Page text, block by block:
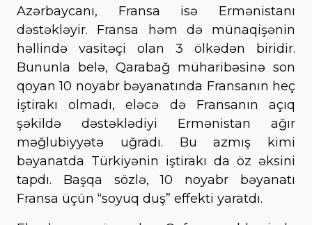
Azərbaycanı, Fransa isə Ermənistanı
dəstəkləyir. Fransa həm də münaqişənin
həllində vasitəçi olan 3 ölkədən biridir.
Bununla belə, Qarabağ müharibəsinə son
qoyan 10 noyabr bəyanatında Fransanın heç
iştirakı olmadı, eləcə də Fransanın açıq
şəkildə dəstəklədiyi Ermənistan ağır
məğlubiyyətə uğradı. Bu azmış kimi
bəyanatda Türkiyənin iştirakı da öz əksini
tapdı. Başqa sözlə, 10 noyabr bəyanatı
Fransa üçün “soyuq duş” effekti yaratdı.